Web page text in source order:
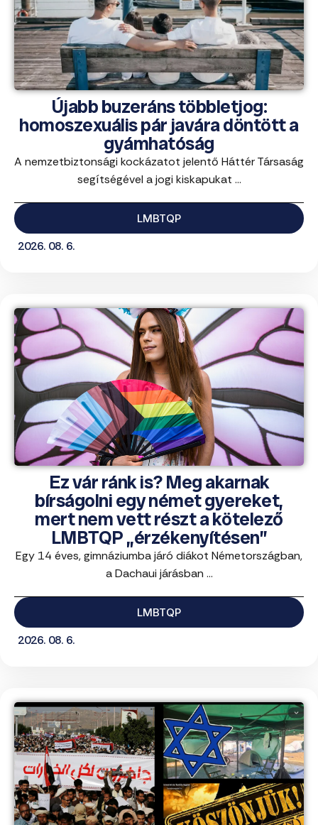
Újabb buzeráns többletjog:
homoszexuális pár javára döntött a
gyámhatóság
A nemzetbiztonsági kockázatot jelentő Háttér Társaság
segítségével a jogi kiskapukat ...
LMBTQP
2026. 08. 6.
Ez vár ránk is? Meg akarnak
bírságolni egy német gyereket,
mert nem vett részt a kötelező
LMBTQP „érzékenyítésen”
Egy 14 éves, gimnáziumba járó diákot Németországban,
a Dachaui járásban ...
LMBTQP
2026. 08. 6.